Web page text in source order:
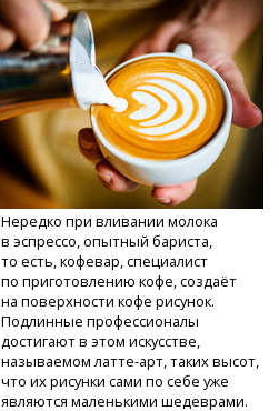
Нередко при вливании молока
в эспрессо, опытный бариста,
то есть, кофевар, специалист
по приготовлению кофе, создаёт
на поверхности кофе рисунок.
Подлинные профессионалы
достигают в этом искусстве,
называемомлатте-арт,таких высот,
что их рисунки сами по себе уже
являются маленькими шедеврами.